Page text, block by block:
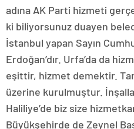
adına AK Parti hizmeti
ki biliyorsunuz duayen
İstanbul yapan Sayın
Erdoğan’dır. Urfa’da da
eşittir, hizmet demektir.
üzerine kurulmuştur.
Haliliye’de biz size
Büyükşehirde de Zeynel